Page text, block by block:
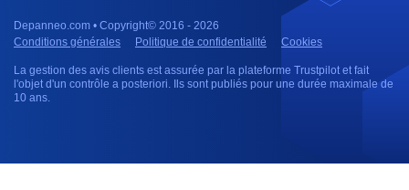
Depanneo.com • Copyright© 2016 - 2026
Conditions générales
Politique de confidentialité Cookies
La gestion des avis clients est assurée par la plateforme Trustpilot et fait
l'objet d'un contrôle a posteriori. Ils sont publiés pour une durée maximale de
10 ans.